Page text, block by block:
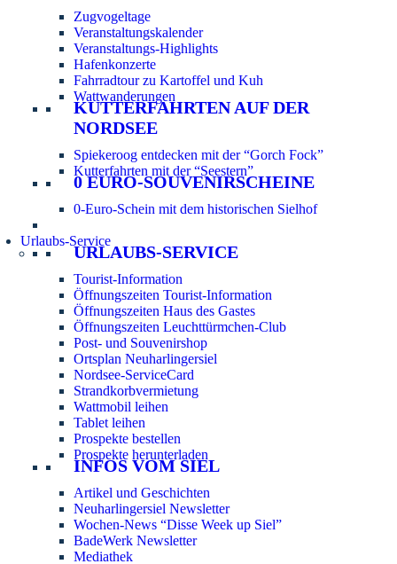
Zugvogeltage
Veranstaltungskalender
Veranstaltungs-Highlights
Hafenkonzerte
Fahrradtour zu Kartoffel und Kuh
Wattwanderungen
KUTTERFAHRTEN AUF DER
NORDSEE
Spiekeroog entdecken mit der “Gorch Fock”
Kutterfahrten mit der “Seestern”
0 EURO-SOUVENIRSCHEINE
0-Euro-Schein mit dem historischen Sielhof
Urlaubs-Service
URLAUBS-SERVICE
Tourist-Information
Öffnungszeiten Tourist-Information
Öffnungszeiten Haus des Gastes
Öffnungszeiten Leuchttürmchen-Club
Post- und Souvenirshop
Ortsplan Neuharlingersiel
Nordsee-ServiceCard
Strandkorbvermietung
Wattmobil leihen
Tablet leihen
Prospekte bestellen
Prospekte herunterladen
INFOS VOM SIEL
Artikel und Geschichten
Neuharlingersiel Newsletter
Wochen-News “Disse Week up Siel”
BadeWerk Newsletter
Mediathek